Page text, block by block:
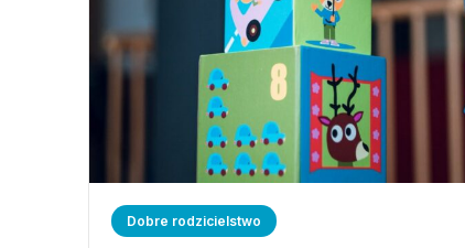
Dobre rodzicielstwo